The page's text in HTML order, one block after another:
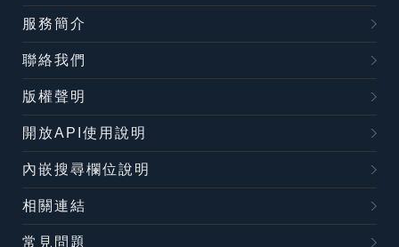
服務簡介
聯絡我們
版權聲明
開放API使用說明
內嵌搜尋欄位說明
相關連結
常見問題